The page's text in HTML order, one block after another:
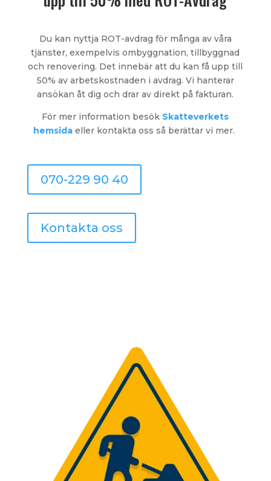
Du kan nyttja ROT-avdrag för många av våra
tjänster, exempelvis ombyggnation, tillbyggnad
och renovering. Det innebär att du kan få upp till
50% av arbetskostnaden i avdrag. Vi hanterar
ansökan åt dig och drar av direkt på fakturan.
För mer information besök Skatteverkets
hemsida eller kontakta oss så berättar vi mer.
070-229 90 40
Kontakta oss